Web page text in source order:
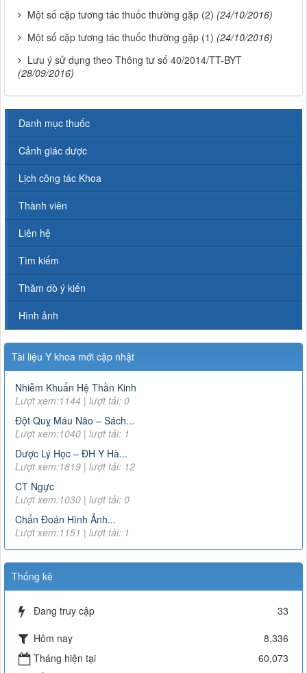
Một số cặp tương tác thuốc thường gặp (2) (24/10/2016)
Một số cặp tương tác thuốc thường gặp (1) (24/10/2016)
Lưu ý sử dụng theo Thông tư số 40/2014/TT-BYT
(28/09/2016)
Danh mục thuốc
Cảnh giác dược
Lịch công tác Khoa
Thành viên
Liên hệ
Tìm kiếm
Thăm dò ý kiến
Hình ảnh
Tài liệu Y khoa mới cập nhật
Nhiễm Khuẩn Hệ Thần Kinh
Lượt xem:1144 | lượt tải: 0
Đột Quỵ Máu Não – Sách...
Lượt xem:1040 | lượt tải: 1
Dược Lý Học – ĐH Y Hà...
Lượt xem:1819 | lượt tải: 12
CT Ngực
Lượt xem:1030 | lượt tải: 0
Chẩn Đoán Hình Ảnh...
Lượt xem:1151 | lượt tải: 1
Thống kê
Đang truy cập
33
Hôm nay
8,336
Tháng hiện tại
60,073